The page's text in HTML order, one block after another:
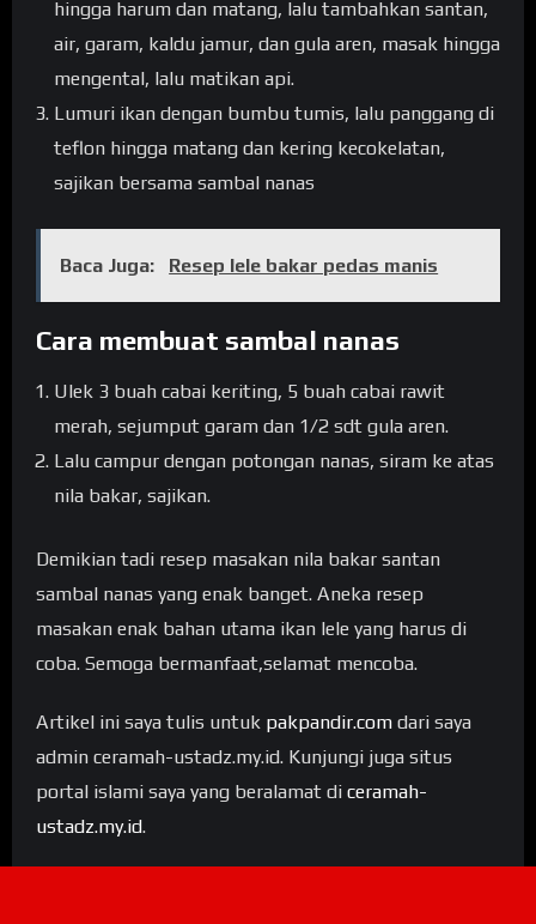
hingga harum dan matang, lalu tambahkan santan,
air, garam, kaldu jamur, dan gula aren, masak hingga
mengental, lalu matikan api.
Lumuri ikan dengan bumbu tumis, lalu panggang di
teflon hingga matang dan kering kecokelatan,
sajikan bersama sambal nanas
Baca Juga: Resep lele bakar pedas manis
Cara membuat sambal nanas
Ulek 3 buah cabai keriting, 5 buah cabai rawit
merah, sejumput garam dan 1/2 sdt gula aren.
Lalu campur dengan potongan nanas, siram ke atas
nila bakar, sajikan.
Demikian tadi resep masakan nila bakar santan
sambal nanas yang enak banget. Aneka resep
masakan enak bahan utama ikan lele yang harus di
coba. Semoga bermanfaat,selamat mencoba.
Artikel ini saya tulis untuk pakpandir.com dari saya
admin ceramah-ustadz.my.id. Kunjungi juga situs
portal islami saya yang beralamat di ceramah-
ustadz.my.id.